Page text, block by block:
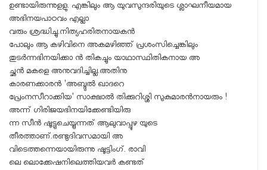
ഉണ്ടായിരുന്നുളളു. എങ്കിലും ആ യുവസുന്ദരിയുടെ ശ്ലാഘനീയമായ
അഭിനയപാഠവം എല്ലാ
വരും ശ്രദ്ധിച്ചു.നിത്യഹരിതനായകൻ
പോലും ആ കഴിവിനെ അകമഴിഞ്ഞ് പ്രശംസിച്ചെങ്കിലും
തുടർന്നഭിനയിക്കാ ൻ തികച്ചും യാഥാസ്ഥിതികനായ അ
ച്ഛൻ മകളെ അനുവദിച്ചില്ല.അതിനു
കാരണക്കാരൻ 'അബ്ദുൽ ഖാദറെ
പ്രേംനസീറാക്കിയ' സാക്ഷാൽ തിക്കുറിശ്ശി സുകുമാരൻ​നായരും !
അന്ന് ഗിരിജയഭിനയിക്കേണ്ടിയിരു
ന്ന സീൻ ഷൂട്ടുചെയ്യുന്നത് ആലുവാപ്പുഴ യുടെ
തീരത്താണ്.രണ്ടുദിവസമായി അ
വിടെത്തന്നെയായിരുന്നു ഷൂട്ടിംഗ്. രാവി
ലെ ലൊക്കേഷനിലെത്തിയവർ കണ്ടത്